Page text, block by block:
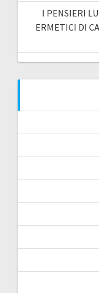
I PENSIERI
ERMETICI DI